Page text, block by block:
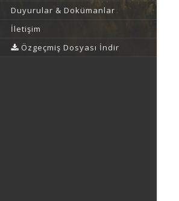
Duyurular & Dokümanlar
İletişim
Özgeçmiş Dosyası İndir